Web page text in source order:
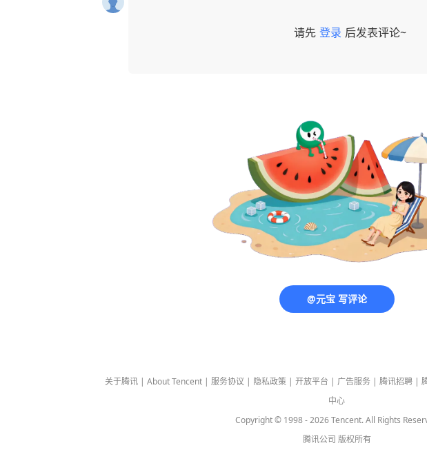
请先 登录 后发表评论~
@元宝 写评论
关于腾讯 | About Tencent | 服务协议 | 隐私政策 | 开放平台 | 广告服务 | 腾讯招聘 |
中心
Copyright © 1998 -2026Tencent. All Rights
腾讯公司 版权所有